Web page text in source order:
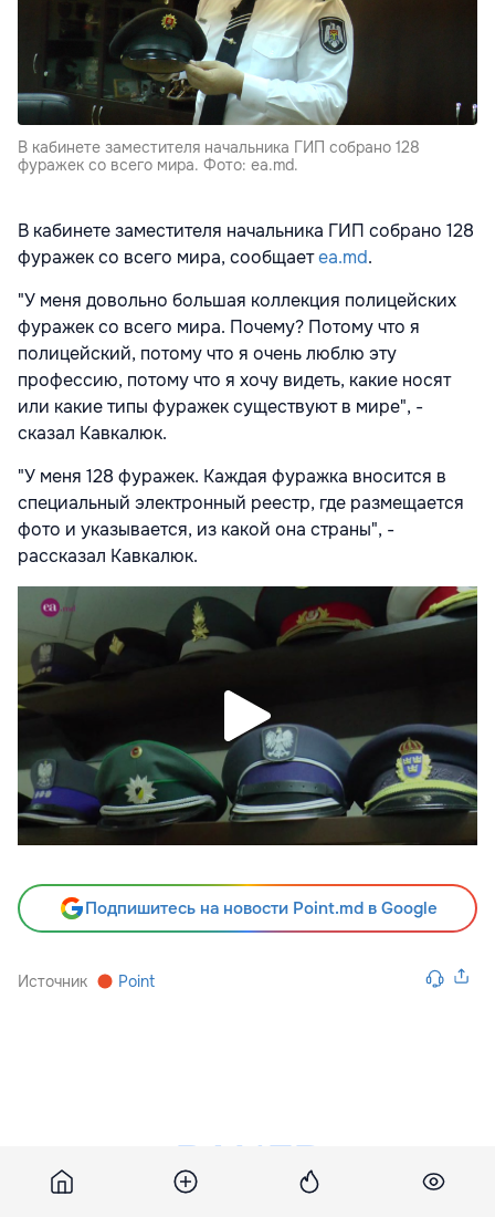
В кабинете заместителя начальника ГИП собрано 128
фуражек со всего мира. Фото: ea.md.
В кабинете заместителя начальника ГИП собрано 128
фуражек со всего мира, сообщаетea.md.
"У меня довольно большая коллекция полицейских
фуражек со всего мира. Почему? Потому что я
полицейский, потому что я очень люблю эту
профессию, потому что я хочу видеть, какие носят
или какие типы фуражек существуют в мире", -
сказал Кавкалюк.
"У меня 128 фуражек. Каждая фуражка вносится в
специальный электронный реестр, где размещается
фото и указывается, из какой она страны", -
рассказал Кавкалюк.
Подпишитесь на новости Point.md в Google
Источник Point